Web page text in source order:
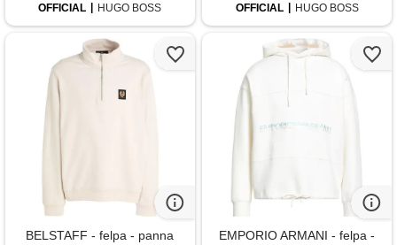
OFFICIAL
HUGO BOSS
OFFICIAL
HUGO BOSS
BELSTAFF - felpa - panna
EMPORIO ARMANI - felpa -